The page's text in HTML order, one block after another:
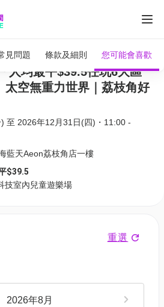
見問題 條款及細則 您可能會喜歡
AI太空冒險主題遊樂場｜
人均最平$39.5任玩6大區
太空無重力世界｜荔枝角好
至 2026年12月31日(四) ・ 11:00 -
藍天Aeon荔枝角店一樓
$39.5
技室內兒童遊樂場
重選
2026年8月